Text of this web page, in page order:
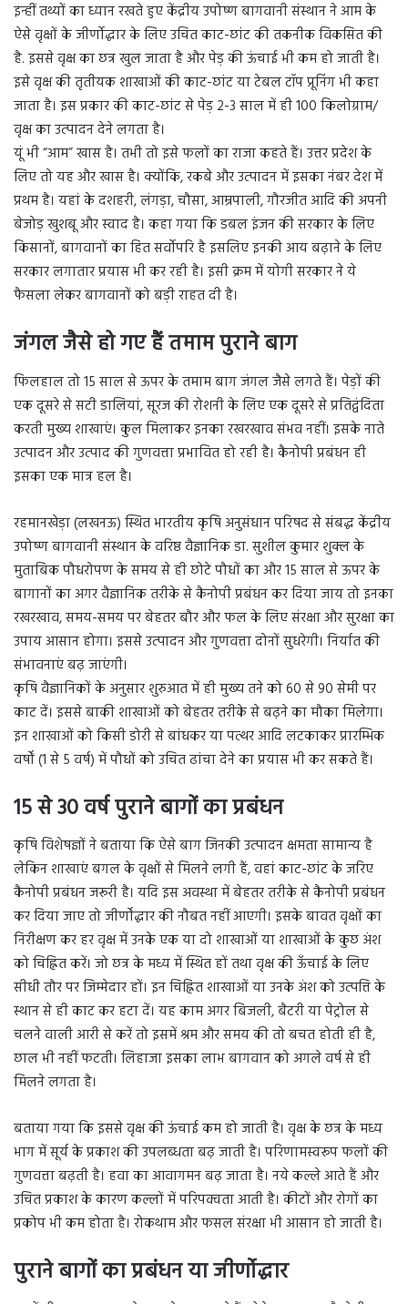
इन्हीं तथ्यों का ध्यान रखते हुए केंद्रीय उपोष्ण बागवानी संस्थान ने आम के
ऐसे वृक्षों के जीर्णोद्धार के लिए उचित काट-छांट की तकनीक विकसित की
है. इससे वृक्ष का छत्र खुल जाता है और पेड़ की ऊंचाई भी कम हो जाती है।
इसे वृक्ष की तृतीयक शाखाओं की काट-छांट या टेबल टॉप प्रूनिंग भी कहा
जाता है। इस प्रकार की काट-छांट से पेड़ 2-3 साल में ही 100 किलोग्राम/
वृक्ष का उत्पादन देने लगता है।
यूं भी “आम” खास है। तभी तो इसे फलों का राजा कहते हैं। उत्तर प्रदेश के
लिए तो यह और खास है। क्योंकि, रकबे और उत्पादन में इसका नंबर देश में
प्रथम है। यहां के दशहरी, लंगड़ा, चौसा, आम्रपाली, गौरजीत आदि की अपनी
बेजोड़ खुशबू और स्वाद है। कहा गया कि डबल इंजन की सरकार के लिए
किसानों, बागवानों का हित सर्वोपरि है इसलिए इनकी आय बढ़ाने के लिए
सरकार लगातार प्रयास भी कर रही है। इसी क्रम में योगी सरकार ने ये
फैसला लेकर बागवानों को बड़ी राहत दी है।
जंगल जैसे हो गए हैं तमाम पुराने बाग
फिलहाल तो 15 साल से ऊपर के तमाम बाग जंगल जैसे लगते हैं। पेड़ों की
एक दूसरे से सटी डालियां, सूरज की रोशनी के लिए एक दूसरे से प्रतिद्वंदिता
करती मुख्य शाखाएं। कुल मिलाकर इनका रखरखाव संभव नहीं। इसके नाते
उत्पादन और उत्पाद की गुणवत्ता प्रभावित हो रही है। कैनोपी प्रबंधन ही
इसका एक मात्र हल है।
रहमानखेड़ा (लखनऊ) स्थित भारतीय कृषि अनुसंधान परिषद से संबद्ध केंद्रीय
उपोष्ण बागवानी संस्थान के वरिष्ठ वैज्ञानिक डा. सुशील कुमार शुक्ल के
मुताबिक पौधरोपण के समय से ही छोटे पौधों का और 15 साल से ऊपर के
बागानों का अगर वैज्ञानिक तरीके से कैनोपी प्रबंधन कर दिया जाय तो इनका
रखरखाव, समय-समय पर बेहतर बौर और फल के लिए संरक्षा और सुरक्षा का
उपाय आसान होगा। इससे उत्पादन और गुणवत्ता दोनों सुधरेगी। निर्यात की
संभावनाएं बढ़ जाएंगी।
कृषि वैज्ञानिकों के अनुसार शुरुआत में ही मुख्य तने को 60 से 90 सेमी पर
काट दें। इससे बाकी शाखाओं को बेहतर तरीके से बढ़ने का मौका मिलेगा।
इन शाखाओं को किसी डोरी से बांधकर या पत्थर आदि लटकाकर प्रारम्भिक
वर्षों (1 से 5 वर्ष) में पौधों को उचित ढांचा देने का प्रयास भी कर सकते हैं।
15 से 30 वर्ष पुराने बागों का प्रबंधन
कृषि विशेषज्ञों ने बताया कि ऐसे बाग जिनकी उत्पादन क्षमता सामान्य है
लेकिन शाखाएं बगल के वृक्षों से मिलने लगी हैं, वहां काट-छांट के जरिए
कैनोपी प्रबंधन जरूरी है। यदि इस अवस्था में बेहतर तरीके से कैनोपी प्रबंधन
कर दिया जाए तो जीर्णोंद्धार की नौबत नहीं आएगी। इसके बावत वृक्षों का
निरीक्षण कर हर वृक्ष में उनके एक या दो शाखाओं या शाखाओं के कुछ अंश
को चिह्नित करें। जो छत्र के मध्य में स्थित हों तथा वृक्ष की ऊँचाई के लिए
सीधी तौर पर जिम्मेदार हों। इन चिह्नित शाखाओं या उनके अंश को उत्पत्ति के
स्थान से ही काट कर हटा दें। यह काम अगर बिजली, बैटरी या पेट्रोल से
चलने वाली आरी से करें तो इसमें श्रम और समय की तो बचत होती ही है,
छाल भी नहीं फटती। लिहाजा इसका लाभ बागवान को अगले वर्ष से ही
मिलने लगता है।
बताया गया कि इससे वृक्ष की ऊंचाई कम हो जाती है। वृक्ष के छत्र के मध्य
भाग में सूर्य के प्रकाश की उपलब्धता बढ़ जाती है। परिणामस्वरूप फलों की
गुणवत्ता बढ़ती है। हवा का आवागमन बढ़ जाता है। नये कल्ले आते हैं और
उचित प्रकाश के कारण कल्लों में परिपक्वता आती है। कीटों और रोगों का
प्रकोप भी कम होता है। रोकथाम और फसल संरक्षा भी आसान हो जाती है।
पुराने बागों का प्रबंधन या जीर्णोद्धार